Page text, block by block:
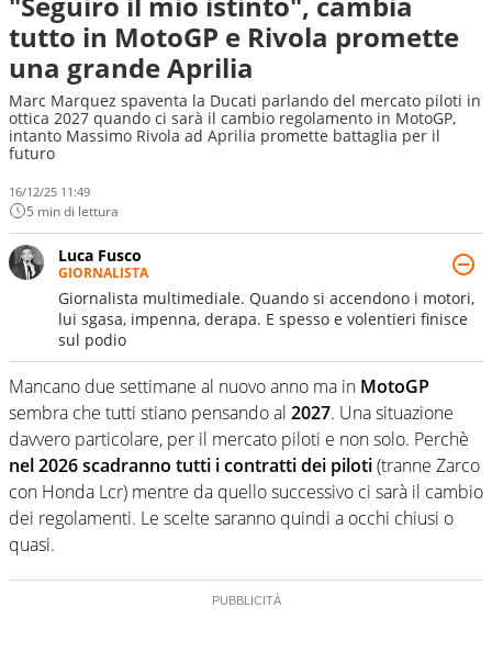
tutto in MotoGP e Rivola promette
una grande Aprilia
Marc Marquez spaventa la Ducati parlando del mercato piloti in
ottica 2027 quando ci sarà il cambio regolamento in MotoGP,
intanto Massimo Rivola ad Aprilia promette battaglia per il
futuro
16/12/25 11:49
5 min di lettura
Luca Fusco
GIORNALISTA
Giornalista multimediale. Quando si accendono i motori,
lui sgasa, impenna, derapa. E spesso e volentieri finisce
sul podio
Mancano due settimane al nuovo anno ma in MotoGP
sembra che tutti stiano pensando al 2027. Una situazione
davvero particolare, per il mercato piloti e non solo. Perchè
nel 2026 scadranno tutti i contratti dei piloti(tranne Zarco
con Honda Lcr) mentre da quello successivo ci sarà il cambio
dei regolamenti. Le scelte saranno quindi a occhi chiusi o
quasi.